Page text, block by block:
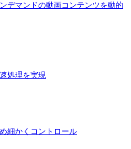
デマンドの動画コンテンツを動的
処理を実現
細かくコントロール